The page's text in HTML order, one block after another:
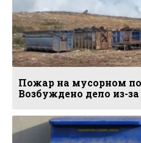
Пожар на мусорном
Возбуждено дело из-